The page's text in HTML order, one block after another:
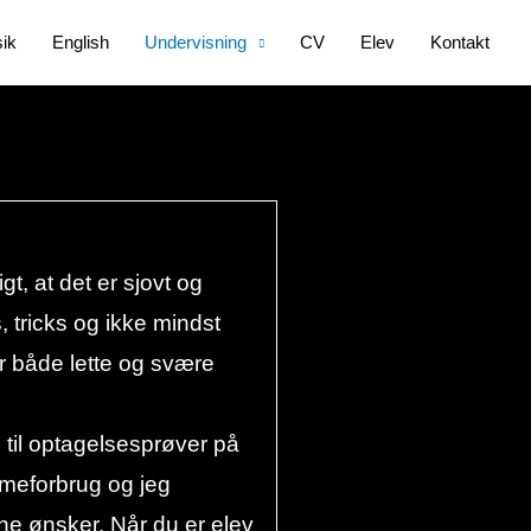
English Undervisning CV Elev Kontakt
at det er sjovt og
tricks og ikke mindst
både lette og svære
optagelsesprøver på
og jeg
ønsker. Når du er elev